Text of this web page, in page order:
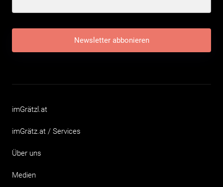
Newsletter abbonieren
imGrätzl.at
imGrätz.at / Services
Über uns
Medien